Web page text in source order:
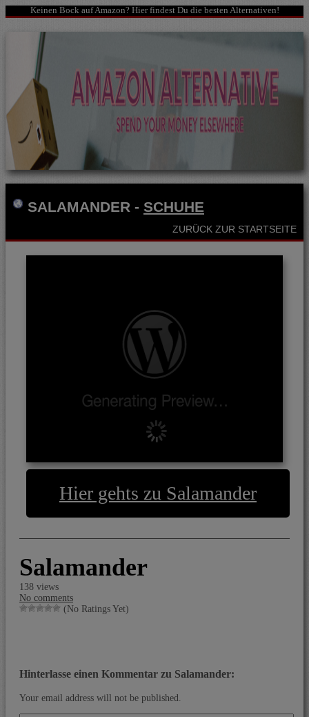
Keinen Bock auf Amazon? Hier findest Du die besten Alternativen!
SALAMANDER - SCHUHE
ZURÜCK ZUR STARTSEITE
Hier gehts zu Salamander
Salamander
138 views
No comments
(No Ratings Yet)
Hinterlasse einen Kommentar zu Salamander:
Your email address will not be published.